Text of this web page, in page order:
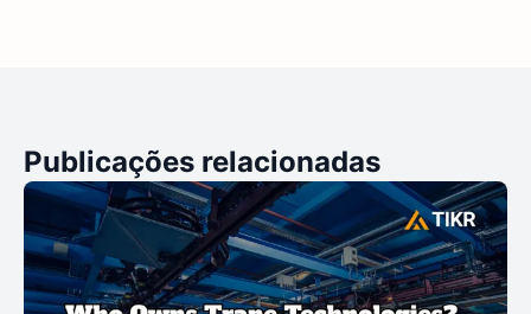
Publicações relacionadas